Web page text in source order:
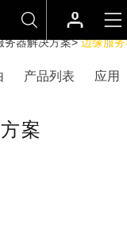
务器解决方案>边缘服
产品列表 应用
案